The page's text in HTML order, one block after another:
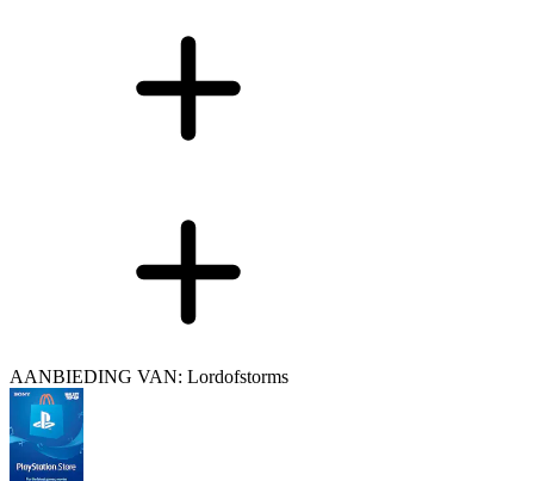
AANBIEDING VAN: Lordofstorms